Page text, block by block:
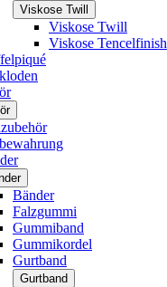
Viskose Twill
Viskose Twill
Viskose Tencelfinish
Bänder
Falzgummi
Gummiband
Gummikordel
Gurtband
Gurtband